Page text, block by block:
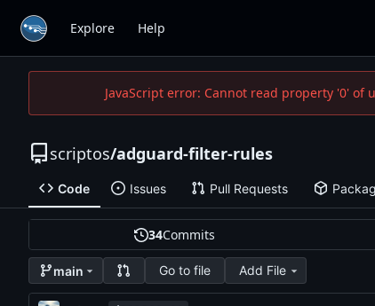
Explore Help
JavaScript error: Cannot read property '0' of
scriptos/adguard-filter-rules
Code Issues Pull Requests
34Commits
main Go to file Add File